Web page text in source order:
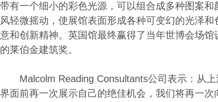
带有一个细小的彩色光源，可以组合成多种图案
风轻微摇动，使展馆表面形成各种可变幻的光泽
意和创新精神。英国馆最终赢得了当年世博会场
的莱伯金建筑奖。
Malcolm Reading Consultants公司表示：从上
界面前再一次展示自己的绝佳机会，我们将再一